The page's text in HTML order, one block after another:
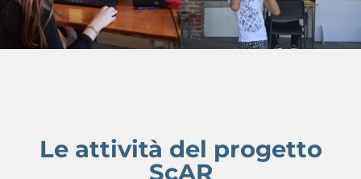
Le attività del progetto
ScAR